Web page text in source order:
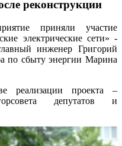
реконструкции
приняли участие
электрические сети» -
инженер Григорий
по сбыту энергии Марина
реализации проекта –
депутатов и